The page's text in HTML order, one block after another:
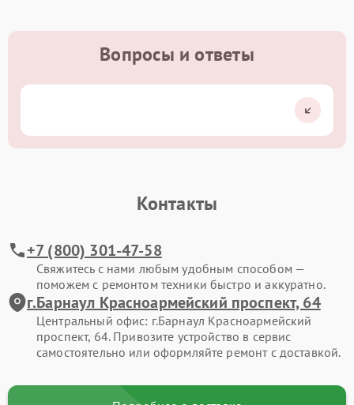
Вопросы и ответы
Контакты
+7 (800) 301-47-58
Свяжитесь с нами любым удобным способом —
поможем с ремонтом техники быстро и аккуратно.
г.Барнаул Красноармейский проспект, 64
Центральный офис: г.Барнаул Красноармейский
проспект, 64. Привозите устройство в сервис
самостоятельно или оформляйте ремонт с доставкой.